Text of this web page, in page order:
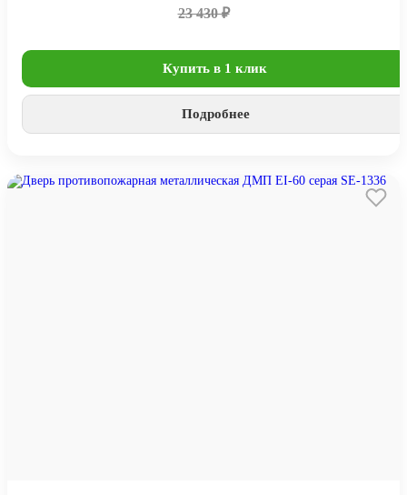
23 430 ₽
Купить в 1 клик
Подробнее